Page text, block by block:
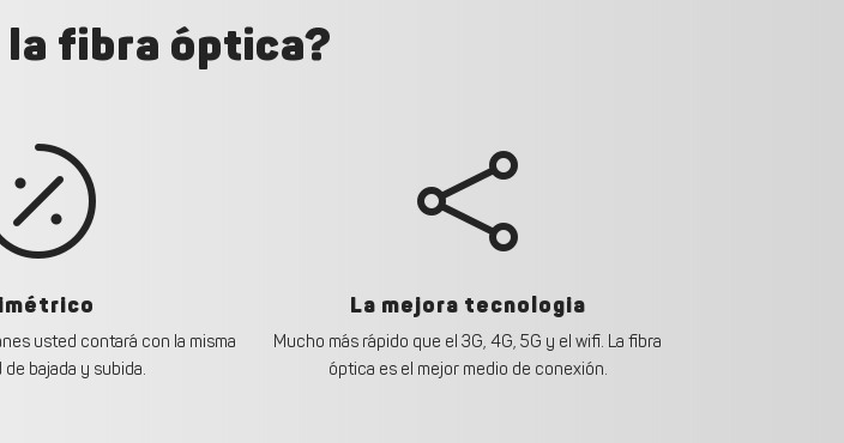
fibra óptica?
usted contará con la misma
bajada y subida.

La mejora tecnologia
Mucho más rápido que el 3G, 4G, 5G y el wifi. La fibra
óptica es el mejor medio de conexión.